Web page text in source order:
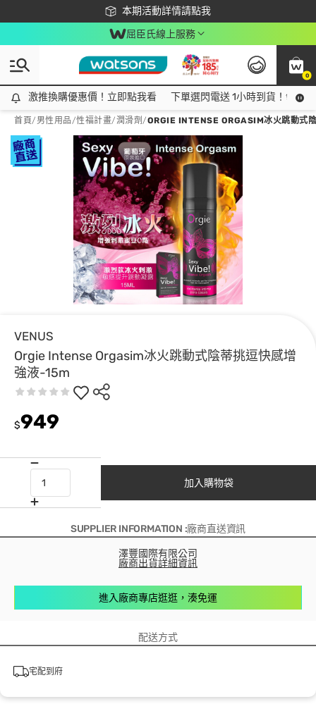
本期活動詳情請點我
下載app最高回饋$350
屈臣氏線上服務
0
激推換購優惠價！立即點我看
激推換購優惠價！立即點我看 下單選閃電送 1小時到貨！領神
首頁/ 男性用品/性福計畫/潤滑劑 /ORGIE INTENSE ORGASIM冰火跳動式
VENUS
Orgie Intense Orgasim冰火跳動式陰蒂挑逗快感增
強液-15m
$949
加入購物袋
SUPPLIER INFORMATION :廠商直送資訊
澤豐國際有限公司
廠商出貨詳細資訊
進入廠商專店逛逛，湊免運
配送方式
宅配到府